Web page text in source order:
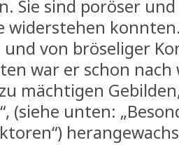
Sie sind poröser
widerstehen
von bröseliger
war er schon nach
mächtigen
(siehe unten: